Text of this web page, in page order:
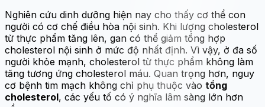
Nghiên cứu dinh dưỡng hiện nay cho thấy cơ thể con
người có cơ chế điều hòa nội sinh. Khi lượng cholesterol
từ thực phẩm tăng lên, gan có thể giảm tổng hợp
cholesterol nội sinh ở mức độ nhất định. Vì vậy, ở đa số
người khỏe mạnh, cholesterol từ thực phẩm không làm
tăng tương ứng cholesterol máu. Quan trọng hơn, nguy
cơ bệnh tim mạch không chỉ phụ thuộc vào tổng
cholesterol, các yếu tố có ý nghĩa lâm sàng lớn hơn